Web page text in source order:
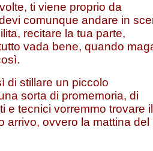
ti viene proprio da
comunque andare in
recitare la tua parte,
vada bene, quando
di stillare un piccolo
sorta di promemoria, di
e tecnici vorremmo trovare il
arrivo, ovvero la mattina del